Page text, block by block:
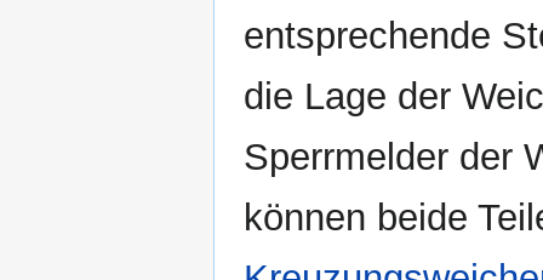
entsprechende
die Lage der
Sperrmelder der
können beide